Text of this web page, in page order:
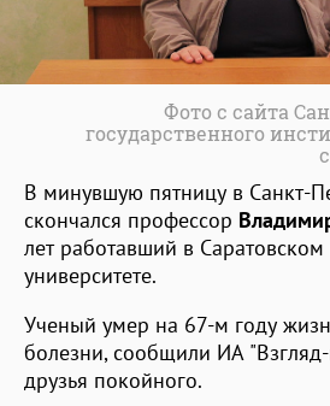
Фото с сайта
государственного
В минувшую пятницу в Санкт-
скончался профессор
лет работавший в Саратовском
университете.
Ученый умер на 67-м году
болезни, сообщили ИА
друзья покойного.